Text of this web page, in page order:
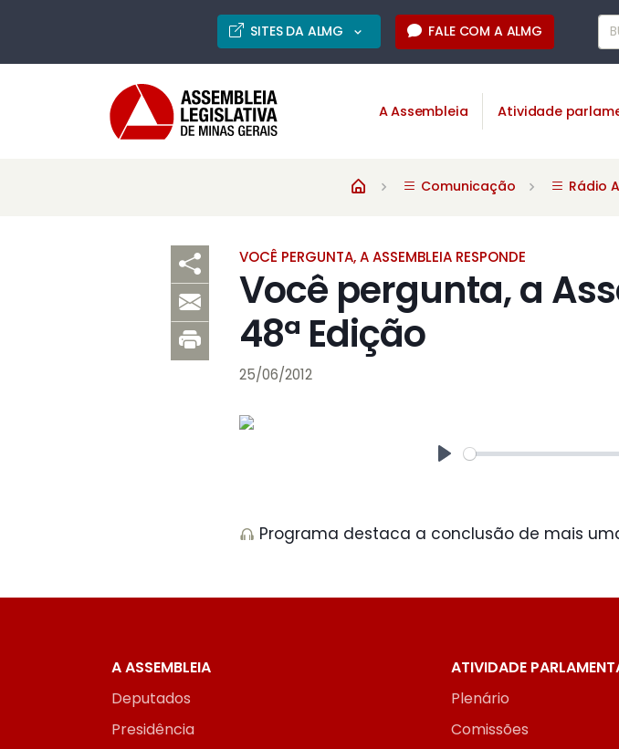
SITES DA ALMG FALE COM A ALMG
A Assembleia Atividade
Comunicação Rádio
VOCÊ PERGUNTA, A ASSEMBLEIA RESPONDE
Você pergunta, a
48ª Edição
25/06/2012
Programa destaca a conclusão de mais
A ASSEMBLEIA
Deputados
Presidência
ATIVIDADE
Plenário
Comissões